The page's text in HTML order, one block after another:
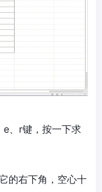
、r键，按一下求
的右下角，空心十